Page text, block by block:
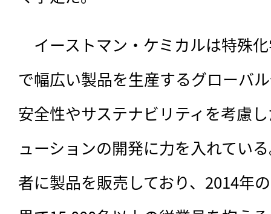
イーストマン・ケミカルは特殊
で幅広い製品を生産するグローバ
安全性やサステナビリティを考慮
ューションの開発に力を入れてい
者に製品を販売しており、2014年